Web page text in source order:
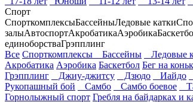
Спорт
СпорткомплексыБассейныЛедовые катки
залыАвтоспортАкробатикаАэробика
единоборстваГрэпплинг
Все Спорткомплексы Бассейны Ледовые
Акробатика Аэробика Баскетбол Бег на
Грэпплинг
Джиу-джитсу Дзюдо Иайдо
Рукопашный бой
Самбо Самбо боевое
Горнолыжный спорт Гребля на байдарках и